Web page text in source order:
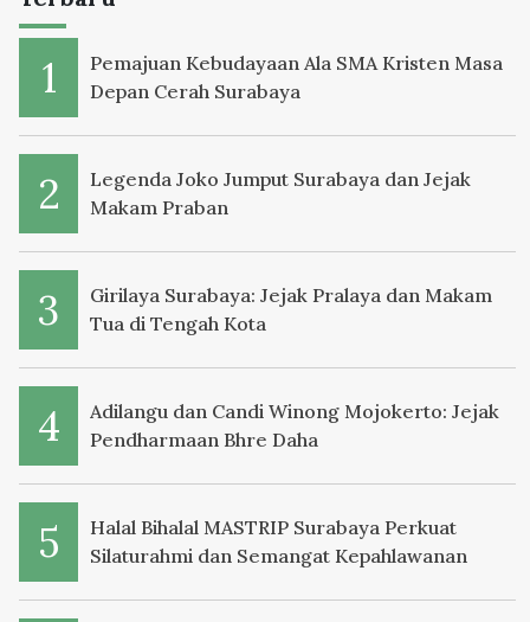
Pemajuan Kebudayaan Ala SMA Kristen Masa
Depan Cerah Surabaya
Legenda Joko Jumput Surabaya dan Jejak
Makam Praban
Girilaya Surabaya: Jejak Pralaya dan Makam
Tua di Tengah Kota
Adilangu dan Candi Winong Mojokerto: Jejak
Pendharmaan Bhre Daha
Halal Bihalal MASTRIP Surabaya Perkuat
Silaturahmi dan Semangat Kepahlawanan